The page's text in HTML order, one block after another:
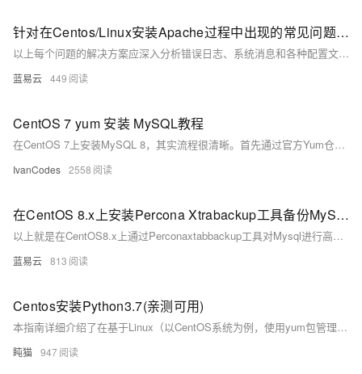
针对在Centos/Linux安装Apache过程中出现的常见问题集锦
以上每个问题的解决方案应深入分析错误日志、系统消息和各种配置文件，以找到根本原因并加以解决。务必保持系统和Apache软件包更新到最新版本，以修复已知的bugs和安全漏洞。安装和管理Web服务器是一项需要细致关注和不断学习的任务。随着技术的发展，推荐定期查看官方文档和社区论坛，以保持知识的更新。
蓝易云 449
CentOS 7 yum 安装 MySQL教程
在CentOS 7上安装MySQL 8，其实流程很清晰。首先通过官方Yum仓库来安装服务，然后启动并设为开机自启。最重要的环节是首次安全设置：需要先从日志里找到临时密码来登录，再修改成你自己的密码，并为远程连接创建用户和授权。最后，也别忘了在服务器防火墙上放行3306端口，这样远程才能连上。
IvanCodes 2558
在CentOS 8.x上安装Percona Xtrabackup工具备份MySQL数据步骤。
以上就是在CentOS8.x上通过Perconaxtabbackup工具对Mysql进行高效率、高可靠性、无锁定影响地实现在线快速全量及增加式数据库资料保存与恢复流程。通过以上流程可以有效地将Mysql相关资料按需求完成定期或不定期地保存与灾难恢复需求。
蓝易云 813
Centos安装Python3.7(亲测可用)
本指南详细介绍了在基于Linux（以CentOS系统为例，使用yum包管理器）的系统上安装Python 3.7版本的完整流程。Python是一种广泛使用的高级编程语言，在各种领域如软件开发、数据分析、人工智能和区块链开发等都有着重要的应用。
盹猫 947